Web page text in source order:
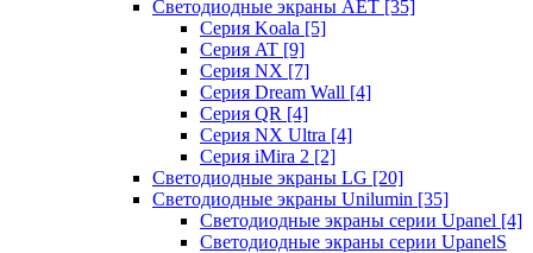
Светодиодные экраны AET [35]
Cерия Koala [5]
Серия AT [9]
Серия NX [7]
Серия Dream Wall [4]
Серия QR [4]
Серия NX Ultra [4]
Серия iMira 2 [2]
Светодиодные экраны LG [20]
Светодиодные экраны Unilumin [35]
Светодиодные экраны серии Upanel [4]
Светодиодные экраны серии UpanelS